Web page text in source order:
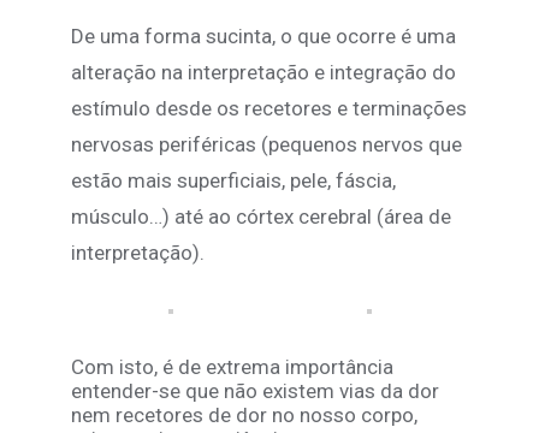
De uma forma sucinta, o que ocorre é uma
alteração na interpretação e integração do
estímulo desde os recetores e terminações
nervosas periféricas (pequenos nervos que
estão mais superficiais, pele, fáscia,
músculo…) até ao córtex cerebral (área de
interpretação).
Com isto, é de extrema importância
entender-se que não existem vias da dor
nem recetores de dor no nosso corpo,